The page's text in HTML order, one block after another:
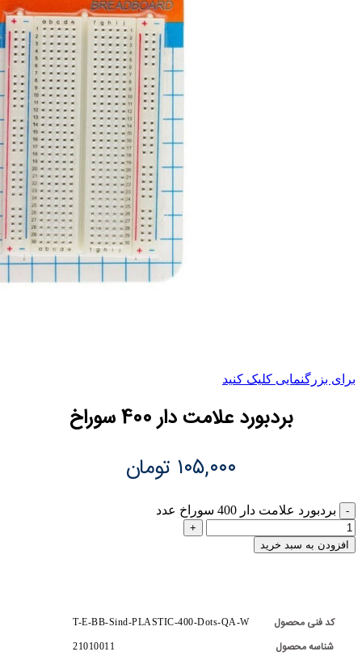
برای بزرگنمایی کلیک کنید
بردبورد علامت دار 400 سوراخ
۱۰۵,۰۰۰ تومان
بردبورد علامت دار 400 سوراخ عدد
افزودن به سبد خرید
کد فنی محصول T-E-BB-Sind-PLASTIC-400-Dots-QA-W
شناسه محصول 21010011